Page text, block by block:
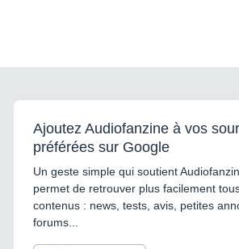
Ajoutez Audiofanzine à vos
préférées sur Google
Un geste simple qui soutient
permet de retrouver plus facilement
contenus : news, tests, avis, petites
forums...